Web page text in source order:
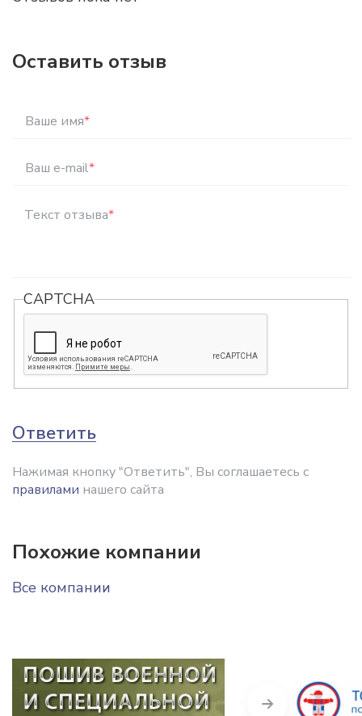
Оставить отзыв
Ваше имя*
Ваш e-mail*
Текст отзыва*
CAPTCHA
Ответить
Нажимая кнопку "Ответить", Вы соглашаетесь с
правилами нашего сайта
Похожие компании
Все компании
Next